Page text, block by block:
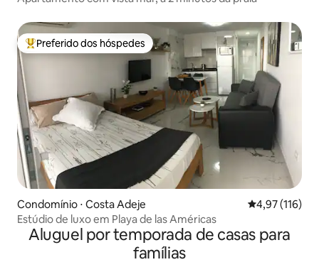
Entre os melhores preferidos dos hóspedes
Preferido dos hóspedes
Condomínio ⋅ Costa Adeje 4,97 de uma
4,97 (116)
Estúdio de luxo em Playa de las Américas
Aluguel por temporada de casas para
famílias